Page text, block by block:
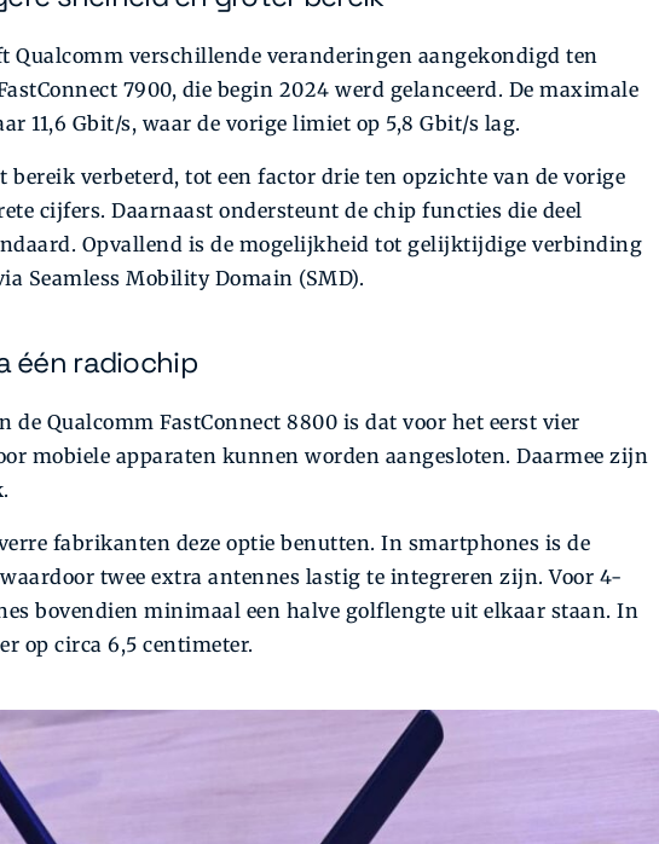
Qualcomm verschillende veranderingen aangekondigd ten
7900, die begin 2024 werd gelanceerd. De maximale
11,6 Gbit/s, waar de vorige limiet op 5,8 Gbit/s lag.
bereik verbeterd, tot een factor drie ten opzichte van de vorige
cijfers. Daarnaast ondersteunt de chip functies die deel
Opvallend is de mogelijkheid tot gelijktijdige verbinding
Seamless Mobility Domain (SMD).
één radiochip
de Qualcomm FastConnect 8800 is dat voor het eerst vier
mobiele apparaten kunnen worden aangesloten. Daarmee zijn
fabrikanten deze optie benutten. In smartphones is de
twee extra antennes lastig te integreren zijn. Voor 4-
bovendien minimaal een halve golflengte uit elkaar staan. In
op circa 6,5 centimeter.